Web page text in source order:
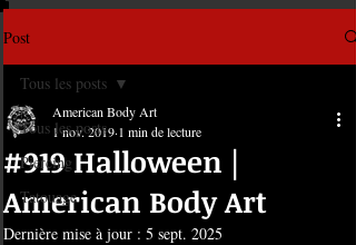
Post
Tous les posts
Piercing
Tatouage
Tous les posts
#919 Halloween |
American Body Art
American Body Art
1 nov. 2019 1 min de lecture
Dernière mise à jour : 5 sept. 2025